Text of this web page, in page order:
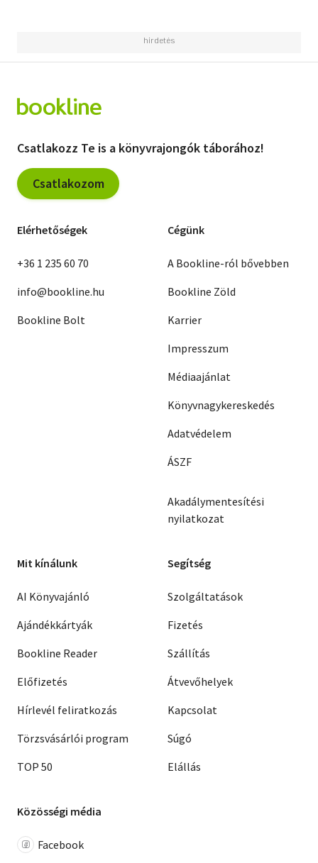
Csatlakozz Te is a könyvrajongók táborához!
Csatlakozom
Elérhetőségek
+36 1 235 60 70
info@bookline.hu
Bookline Bolt
Cégünk
A Bookline-ról bővebben
Bookline Zöld
Karrier
Impresszum
Médiaajánlat
Könyvnagykereskedés
Adatvédelem
ÁSZF
Akadálymentesítési
nyilatkozat
Mit kínálunk
AI Könyvajánló
Ajándékkártyák
Bookline Reader
Előfizetés
Hírlevél feliratkozás
Törzsvásárlói program
TOP 50
Segítség
Szolgáltatások
Fizetés
Szállítás
Átvevőhelyek
Kapcsolat
Súgó
Elállás
Közösségi média
Facebook